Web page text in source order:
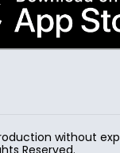
without
Reserved.